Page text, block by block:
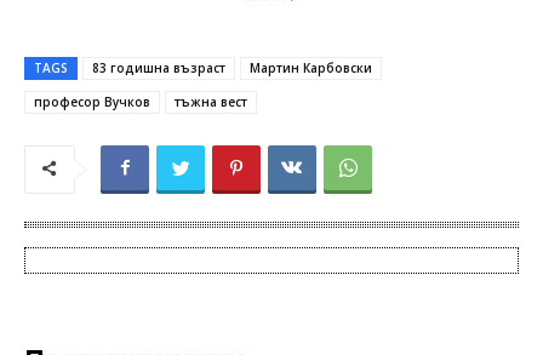
TAGS 83 годишна възраст
Мартин Карбовски
професор Вучков
тъжна вест